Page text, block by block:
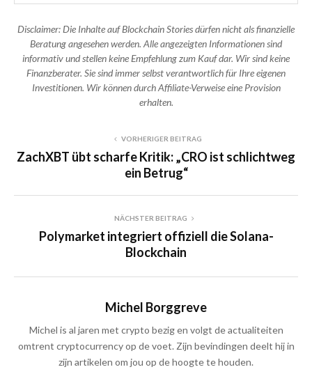
Disclaimer: Die Inhalte auf Blockchain Stories dürfen nicht als finanzielle
Beratung angesehen werden. Alle angezeigten Informationen sind
informativ und stellen keine Empfehlung zum Kauf dar. Wir sind keine
Finanzberater. Sie sind immer selbst verantwortlich für Ihre eigenen
Investitionen. Wir können durch Affiliate-Verweise eine Provision
erhalten.
VORHERIGER BEITRAG
ZachXBT übt scharfe Kritik: „CRO ist schlichtweg
ein Betrug“
NÄCHSTER BEITRAG
Polymarket integriert offiziell die Solana-
Blockchain
Michel Borggreve
Michel is al jaren met crypto bezig en volgt de actualiteiten
omtrent cryptocurrency op de voet. Zijn bevindingen deelt hij in
zijn artikelen om jou op de hoogte te houden.